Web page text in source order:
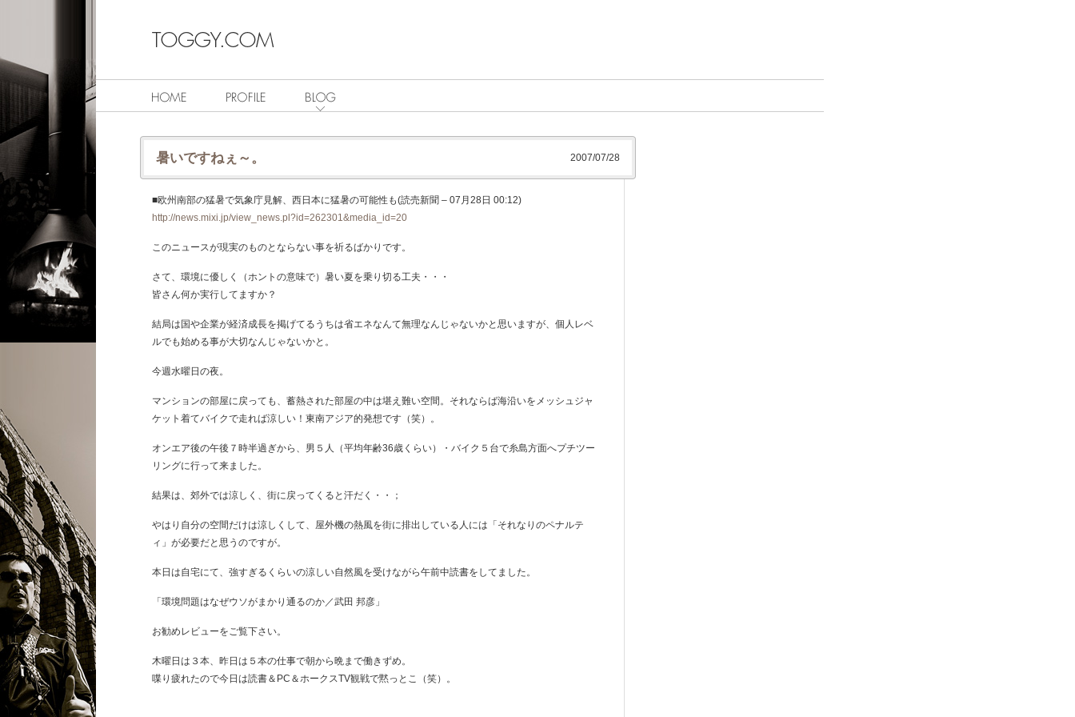
暑いですねぇ～。 2007/07/28
■欧州南部の猛暑で気象庁見解、西日本に猛暑の可能性も(読売新聞 – 07月28日 00:12)
http://news.mixi.jp/view_news.pl?id=262301&media_id=20
このニュースが現実のものとならない事を祈るばかりです。
さて、環境に優しく（ホントの意味で）暑い夏を乗り切る工夫・・・
皆さん何か実行してますか？
結局は国や企業が経済成長を掲げてるうちは省エネなんて無理なんじゃないかと思いますが、個人レベ
ルでも始める事が大切なんじゃないかと。
今週水曜日の夜。
マンションの部屋に戻っても、蓄熱された部屋の中は堪え難い空間。それならば海沿いをメッシュジャ
ケット着てバイクで走れば涼しい！東南アジア的発想です（笑）。
オンエア後の午後７時半過ぎから、男５人（平均年齢36歳くらい）・バイク５台で糸島方面へプチツー
リングに行って来ました。
結果は、郊外では涼しく、街に戻ってくると汗だく・・；
やはり自分の空間だけは涼しくして、屋外機の熱風を街に排出している人には「それなりのペナルテ
ィ」が必要だと思うのですが。
本日は自宅にて、強すぎるくらいの涼しい自然風を受けながら午前中読書をしてました。
「環境問題はなぜウソがまかり通るのか／武田 邦彦」
お勧めレビューをご覧下さい。
木曜日は３本、昨日は５本の仕事で朝から晩まで働きずめ。
喋り疲れたので今日は読書＆PC＆ホークスTV観戦で黙っとこ（笑）。